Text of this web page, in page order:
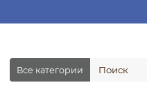
Все категории